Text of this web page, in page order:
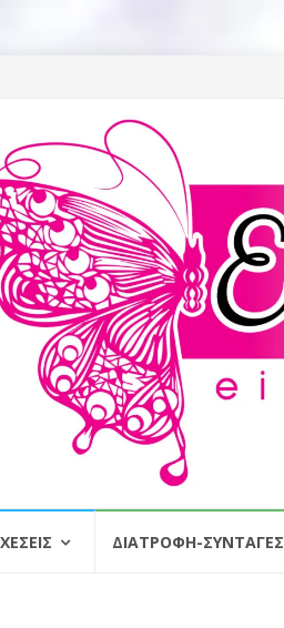
ΔΙΑΤΡΟΦΗ-ΣΥΝΤΑΓΕΣ